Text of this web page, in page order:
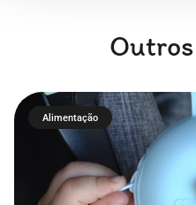
Alimentação